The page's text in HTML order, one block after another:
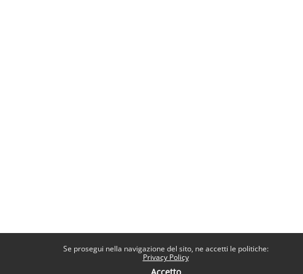
Se prosegui nella navigazione del sito, ne accetti le politiche:
Privacy Policy